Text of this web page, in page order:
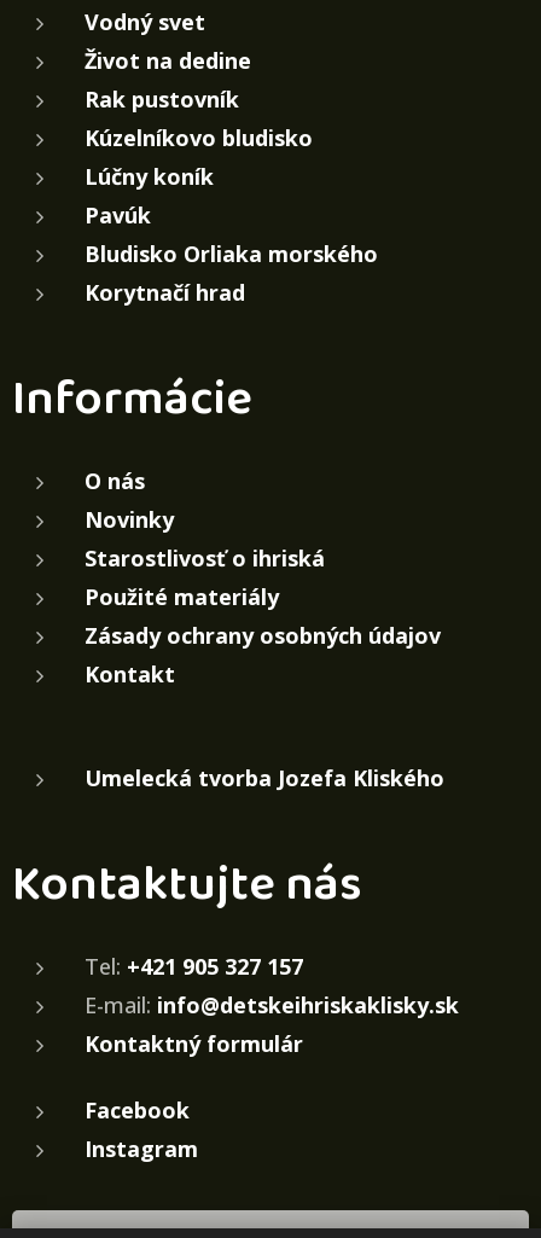
Vodný svet
Život na dedine
Rak pustovník
Kúzelníkovo bludisko
Lúčny koník
Pavúk
Bludisko Orliaka morského
Korytnačí hrad
Informácie
O nás
Novinky
Starostlivosť o ihriská
Použité materiály
Zásady ochrany osobných údajov
Kontakt
Umelecká tvorba Jozefa Kliského
Kontaktujte nás
Tel: +421 905 327 157
E-mail: info@detskeihriskaklisky.sk
Kontaktný formulár
Facebook
Instagram